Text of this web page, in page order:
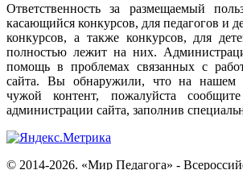
Ответственность
за размещаемый
касающийся конкурсов, для педагогов и
конкурсов, а также конкурсов, для
полностью лежит на них.
помощь в проблемах связанных с
сайта. Вы обнаружили, что на нашем
чужой
контент, пожалуйста сообщите
администрации сайта, заполнив
© 2014-2026. «Мир Педагога» -